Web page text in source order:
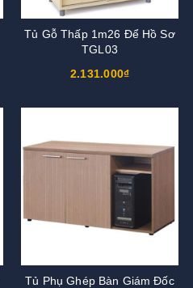
Tủ Gỗ Thấp 1m26 Để Hồ Sơ
TGL03
2.131.000₫
Tủ Phụ Ghép Bàn Giám Đốc